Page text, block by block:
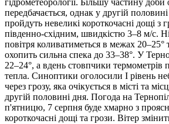
гідрометеорології. Більшу частину доби
передбачається, однак у другій
пройдуть невеликі короткочасні дощі з
південно-східним, швидкістю 3–8 м/с.
повітря коливатиметься в межах 20–25°
охопить сильна спека до 33–38°. У
22–24°, а вдень стовпчики термометрів
тепла. Синоптики оголосили І рівень
через грозу, яка очікується в місті та
другій половині дня. Погода на
п'ятницю, 7 серпня буде хмарно з
короткочасні дощі та грози. Вітер